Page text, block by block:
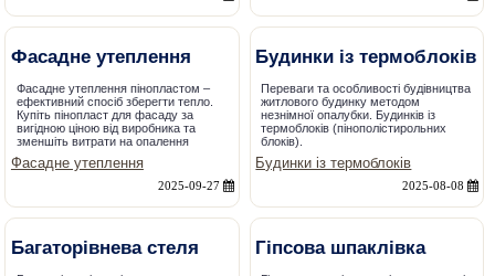
Фасадне утеплення
Фасадне утеплення пінопластом –
ефективний спосіб зберегти тепло.
Купіть пінопласт для фасаду за
вигідною ціною від виробника та
зменшіть витрати на опалення
Фасадне утеплення
2025-09-27
Будинки із термоблоків
Переваги та особливості будівництва
житлового будинку методом
незнімної опалубки. Будинків із
термоблоків (пінополістирольних
блоків).
Будинки із термоблоків
2025-08-08
Багаторівнева стеля Гіпсова шпаклівка